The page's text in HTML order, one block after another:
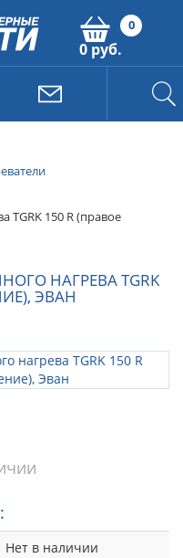
0
0 руб.
TGRK 150 R (правое
НАГРЕВА TGRK
ЭВАН
Нет в наличии